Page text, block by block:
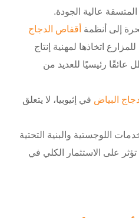
عالية الجودة.
إلى أنظمة أقفاص الدجاج
اتخاذها لمهنية إنتاج
عائقًا رئيسيًا للعديد من
البياض في إثيوبيا، لا يتعلق
اللوجستية والبنية التحتية
تؤثر على الاستثمار الكلي في